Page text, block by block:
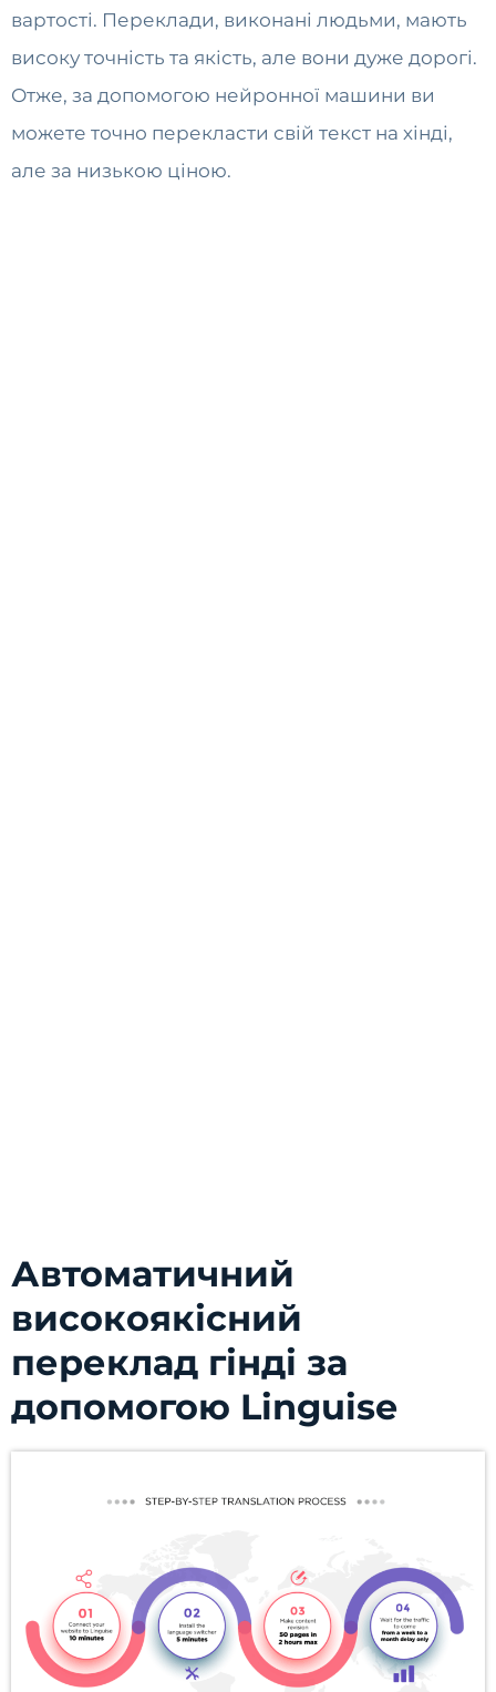
вартості. Переклади, виконані людьми, мають
високу точність та якість, але вони дуже дорогі.
Отже, за допомогою нейронної машини ви
можете точно перекласти свій текст на хінді,
але за низькою ціною.
Автоматичний
високоякісний
переклад гінді за
допомогою Linguise